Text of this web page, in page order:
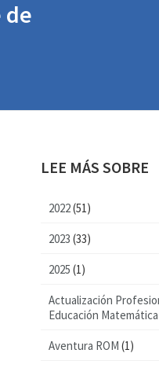
de
LEE MÁS SOBRE
2022(51)
2023 (33)
2025 (1)
Actualización
Educación Matemática
Aventura ROM (1)